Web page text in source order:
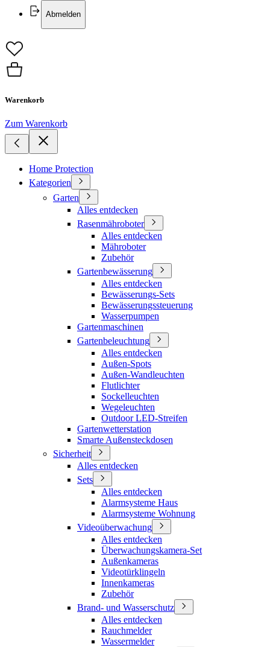
Abmelden
Warenkorb
Zum Warenkorb
Home Protection
Kategorien
Garten
Alles entdecken
Rasenmähroboter
Alles entdecken
Mähroboter
Zubehör
Gartenbewässerung
Alles entdecken
Bewässerungs-Sets
Bewässerungssteuerung
Wasserpumpen
Gartenmaschinen
Gartenbeleuchtung
Alles entdecken
Außen-Spots
Außen-Wandleuchten
Flutlichter
Sockelleuchten
Wegeleuchten
Outdoor LED-Streifen
Gartenwetterstation
Smarte Außensteckdosen
Sicherheit
Alles entdecken
Sets
Alles entdecken
Alarmsysteme Haus
Alarmsysteme Wohnung
Videoüberwachung
Alles entdecken
Überwachungskamera-Set
Außenkameras
Videotürklingeln
Innenkameras
Zubehör
Brand- und Wasserschutz
Alles entdecken
Rauchmelder
Wassermelder